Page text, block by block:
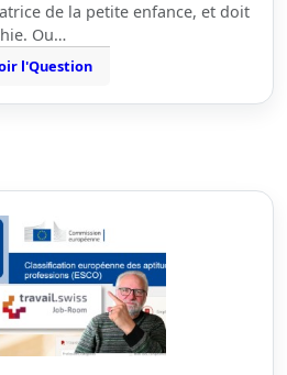
de la petite enfance, et doit
Ou…
l'Question